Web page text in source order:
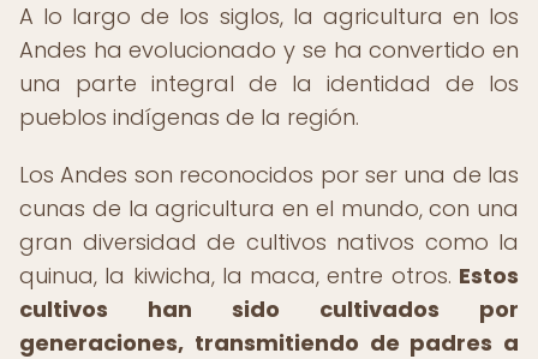
A lo largo de los siglos, la agricultura en los
Andes ha evolucionado y se ha convertido en
una parte integral de la identidad de los
pueblos indígenas de la región.
Los Andes son reconocidos por ser una de las
cunas de la agricultura en el mundo, con una
gran diversidad de cultivos nativos como la
quinua, la kiwicha, la maca, entre otros. Estos
cultivos han sido cultivados por
generaciones, transmitiendo de padres a